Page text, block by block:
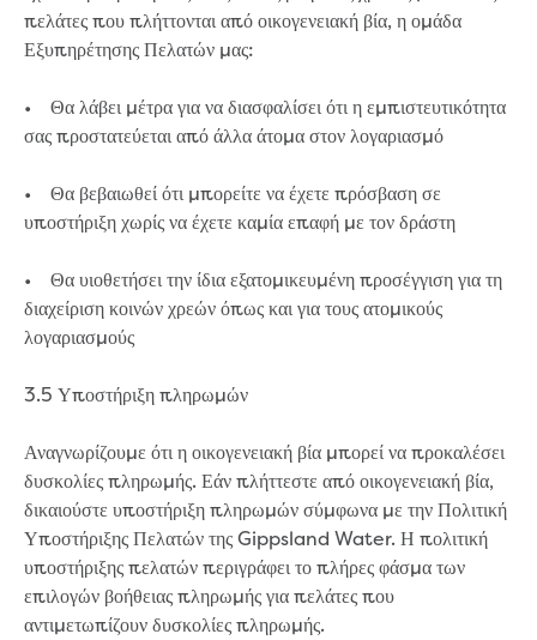
πελάτες που πλήττονται από οικογενειακή βία, η ομάδα
Εξυπηρέτησης Πελατών μας:
• Θα λάβει μέτρα για να διασφαλίσει ότι η εμπιστευτικότητα
σας προστατεύεται από άλλα άτομα στον λογαριασμό
• Θα βεβαιωθεί ότι μπορείτε να έχετε πρόσβαση σε
υποστήριξη χωρίς να έχετε καμία επαφή με τον δράστη
• Θα υιοθετήσει την ίδια εξατομικευμένη προσέγγιση για τη
διαχείριση κοινών χρεών όπως και για τους ατομικούς
λογαριασμούς
3.5 Υποστήριξη πληρωμών
Αναγνωρίζουμε ότι η οικογενειακή βία μπορεί να προκαλέσει
δυσκολίες πληρωμής. Εάν πλήττεστε από οικογενειακή βία,
δικαιούστε υποστήριξη πληρωμών σύμφωνα με την Πολιτική
Υποστήριξης Πελατών της Gippsland Water. Η πολιτική
υποστήριξης πελατών περιγράφει το πλήρες φάσμα των
επιλογών βοήθειας πληρωμής για πελάτες που
αντιμετωπίζουν δυσκολίες πληρωμής.